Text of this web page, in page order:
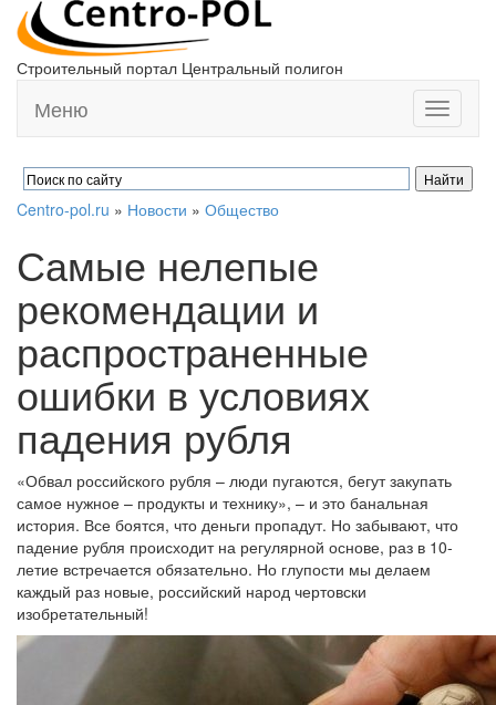
Строительный портал Центральный полигон
Toggle
Меню
Centro-pol.ru » Новости » Общество
Самые нелепые
рекомендации и
распространенные
ошибки в условиях
падения рубля
«Обвал российского рубля – люди пугаются, бегут закупать
самое нужное – продукты и технику», – и это банальная
история. Все боятся, что деньги пропадут. Но забывают, что
падение рубля происходит на регулярной основе, раз в 10-
летие встречается обязательно. Но глупости мы делаем
каждый раз новые, российский народ чертовски
изобретательный!